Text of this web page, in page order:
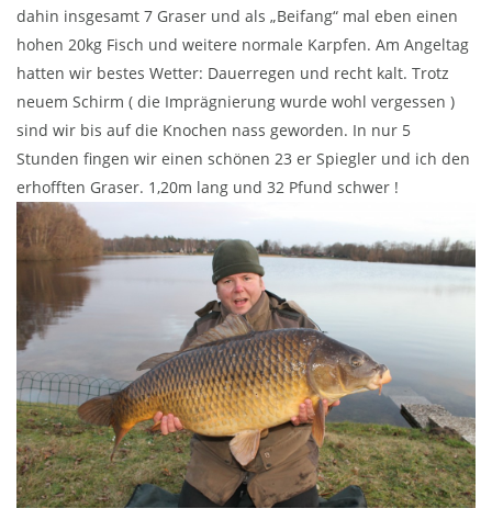
dahin insgesamt 7 Graser und als „Beifang“ mal eben einen
hohen 20kg Fisch und weitere normale Karpfen. Am Angeltag
hatten wir bestes Wetter: Dauerregen und recht kalt. Trotz
neuem Schirm ( die Imprägnierung wurde wohl vergessen )
sind wir bis auf die Knochen nass geworden. In nur 5
Stunden fingen wir einen schönen 23 er Spiegler und ich den
erhofften Graser. 1,20m lang und 32 Pfund schwer !